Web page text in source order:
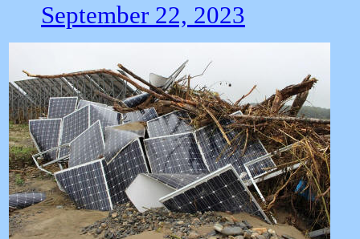
September 22, 2023